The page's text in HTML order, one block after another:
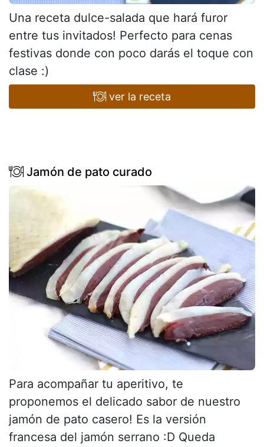
Una receta dulce-salada que hará furor
entre tus invitados! Perfecto para cenas
festivas donde con poco darás el toque con
clase :)
ver la receta
Jamón de pato curado
Para acompañar tu aperitivo, te
proponemos el delicado sabor de nuestro
jamón de pato casero! Es la versión
francesa del jamón serrano :D Queda